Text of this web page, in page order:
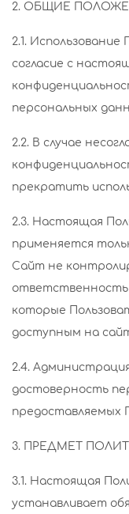
2. ОБЩИЕ
2.1.
согласие с
персональных
2.2. В случае
прекратить
2.3. Настоящая
применяется
Сайт не
которые
доступным на
2.4.
достоверность
предоставляемых
3. ПРЕДМЕТ
3.1. Настоящая
устанавливает